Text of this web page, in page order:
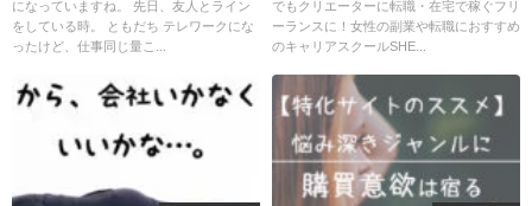
になっていますね。 先日、友人とライン
をしている時。 ともだち テレワークにな
ったけど、仕事同じ量こ...
でもクリエーターに転職・在宅で稼ぐフリ
ーランスに！女性の副業や転職におすすめ
のキャリアスクールSHE...